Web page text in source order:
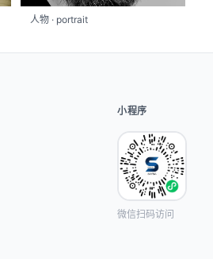
人物 · portrait
小程序
微信扫码访问